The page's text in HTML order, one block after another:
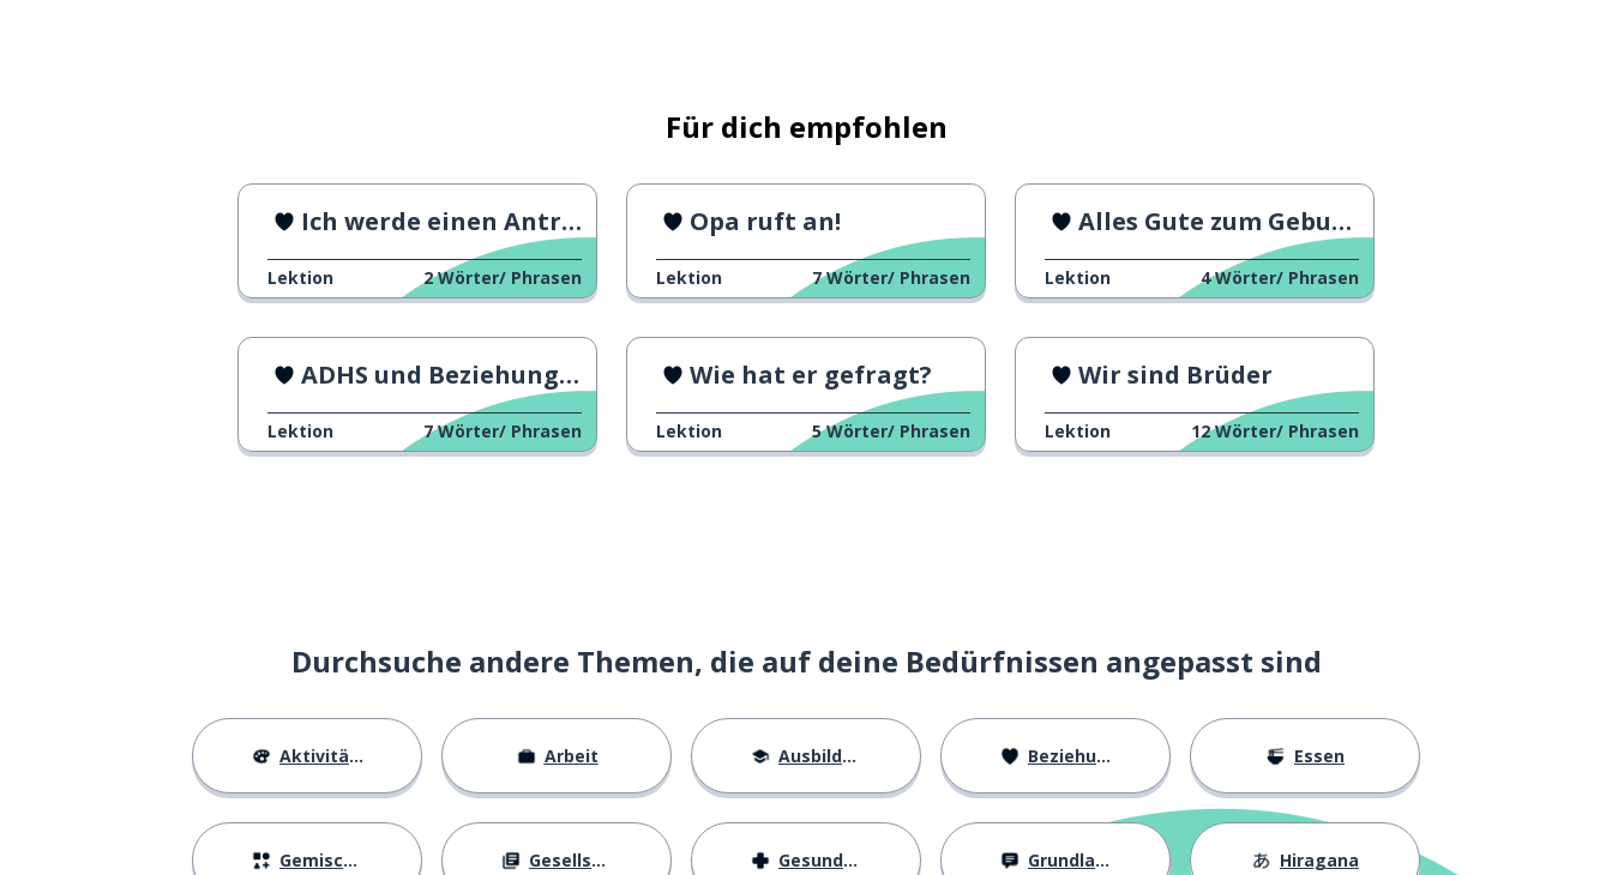
Für dich empfohlen
Ich werde einen Antrag machen! (1)
Lektion 2 Wörter/ Phrasen
Opa ruft an!
Lektion 7 Wörter/ Phrasen
Alles Gute zum Geburtstag!
Lektion 4 Wörter/ Phrasen
ADHS und Beziehungen
Lektion 7 Wörter/ Phrasen
Wie hat er gefragt?
Lektion 5 Wörter/ Phrasen
Wir sind Brüder
Lektion 12 Wörter/ Phrasen
Durchsuche andere Themen, die auf deine Bedürfnissen angepasst sind
Aktivitäten Arbeit Ausbildung Beziehungen Essen
Gemischtes Gesellschaft Gesundheit Grundlagen Hiragana